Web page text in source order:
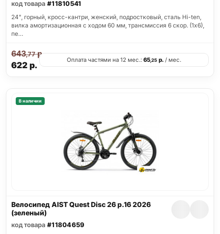
код товара #11810541
24", горный, кросс-кантри, женский, подростковый, сталь Hi-ten,
вилка амортизационная с ходом 60 мм, трансмиссия 6 скор. (1х6),
пе…
622р.
643,77р.
Оплата частями на 12 мес.: 65,25р./ мес.
В наличии
Велосипед AIST Quest Disc 26 р.16 2026
(зеленый)
код товара #11804659